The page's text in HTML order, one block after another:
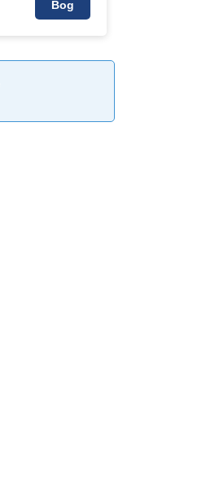
Bog